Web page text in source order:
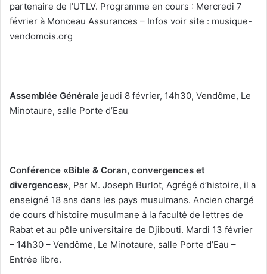
partenaire de l’UTLV. Programme en cours : Mercredi 7
février à Monceau Assurances – Infos voir site : musique-
vendomois.org
Assemblée Générale jeudi 8 février, 14h30, Vendôme, Le
Minotaure, salle Porte d’Eau
Conférence «Bible & Coran, convergences et
divergences», Par M. Joseph Burlot, Agrégé d’histoire, il a
enseigné 18 ans dans les pays musulmans. Ancien chargé
de cours d’histoire musulmane à la faculté de lettres de
Rabat et au pôle universitaire de Djibouti. Mardi 13 février
– 14h30 – Vendôme, Le Minotaure, salle Porte d’Eau –
Entrée libre.